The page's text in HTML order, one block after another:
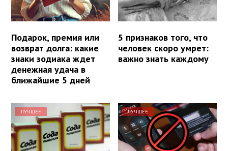
Подарок, премия или
возврат долга: какие
знаки зодиака ждет
денежная удача в
ближайшие 5 дней
5 признаков того, что
человек скоро умрет:
важно знать каждому
ЛУЧШЕЕ ЛУЧШЕЕ